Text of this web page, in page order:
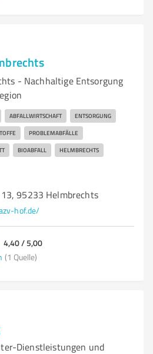
- Nachhaltige Entsorgung
ABFALLWIRTSCHAFT ENTSORGUNG
PROBLEMABFÄLLE
BIOABFALL HELMBRECHTS
95233 Helmbrechts
hof.de/
4,40 / 5,00
(1 Quelle)
Dienstleistungen und